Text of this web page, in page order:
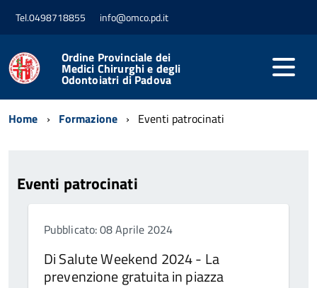
Tel.0498718855 info@omco.pd.it
Ordine Provinciale dei
Medici Chirurghi e degli
Odontoiatri di Padova
Home Formazione Eventi patrocinati
Eventi patrocinati
Pubblicato: 08 Aprile 2024
Di Salute Weekend 2024 - La
prevenzione gratuita in piazza